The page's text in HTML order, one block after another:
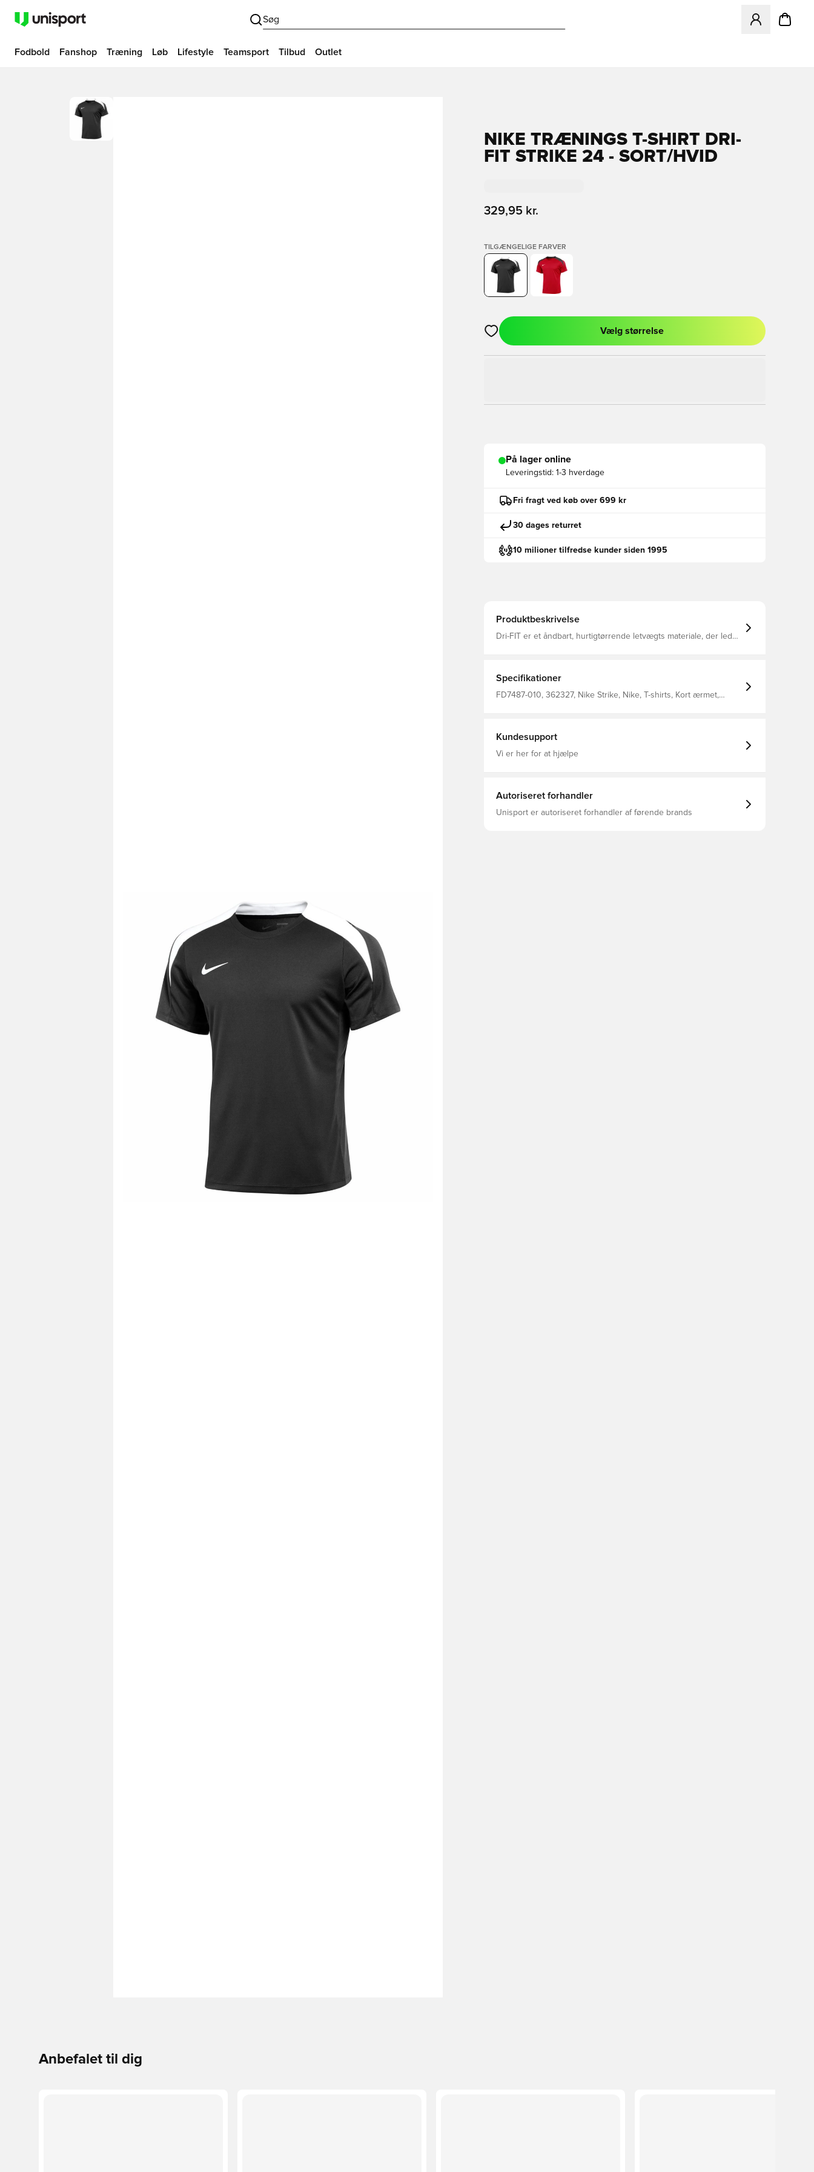
Søg
Åbner en
Fodbold Fanshop Træning Løb Lifestyle Teamsport Tilbud Outlet
NIKE TRÆNINGS T-SHIRT DRI-
FIT STRIKE 24 - SORT/HVID
329,95 kr.
TILGÆNGELIGE FARVER
Åbner en Modal til at logge ind eller tilmelde dig som medlem
Vælg størrelse
På lager online
Leveringstid: 1-3 hverdage
Fri fragt ved køb over 699 kr
30 dages returret
10 milioner tilfredse kunder siden 1995
Produktbeskrivelse
Dri-FIT er et åndbart, hurtigtørrende letvægts materiale, der leder
Specifikationer
FD7487-010, 362327, Nike Strike, Nike, T-shirts, Kort ærmet,
Kundesupport
Vi er her for at hjælpe
Autoriseret forhandler
Unisport er autoriseret forhandler af førende brands
Anbefalet til dig